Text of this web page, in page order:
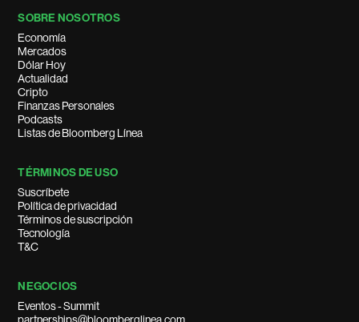
SOBRE NOSOTROS
Economía
Mercados
Dólar Hoy
Actualidad
Cripto
Finanzas Personales
Podcasts
Listas de Bloomberg Línea
TÉRMINOS DE USO
Suscríbete
Política de privacidad
Términos de suscripción
Tecnología
T&C
NEGOCIOS
Eventos - Summit